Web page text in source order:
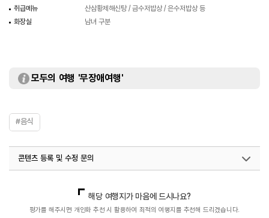
취급메뉴
산삼황제해신탕 / 금수저밥상 / 은수저밥상 등
화장실
남녀 구분
모두의 여행 '무장애여행'
#음식
콘텐츠 등록 및 수정 문의
해당 여행지가 마음에 드시나요?
평가를 해주시면 개인화 추천 시 활용하여 최적의 여행지를 추천해 드리겠습니다.